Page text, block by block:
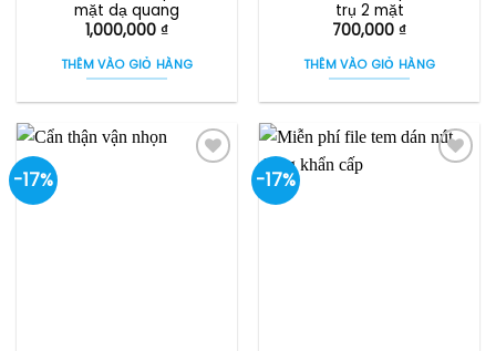
mặt dạ quang
1,000,000 ₫
THÊM VÀO GIỎ HÀNG
trụ 2 mặt
700,000 ₫
THÊM VÀO GIỎ HÀNG
-17% -17%